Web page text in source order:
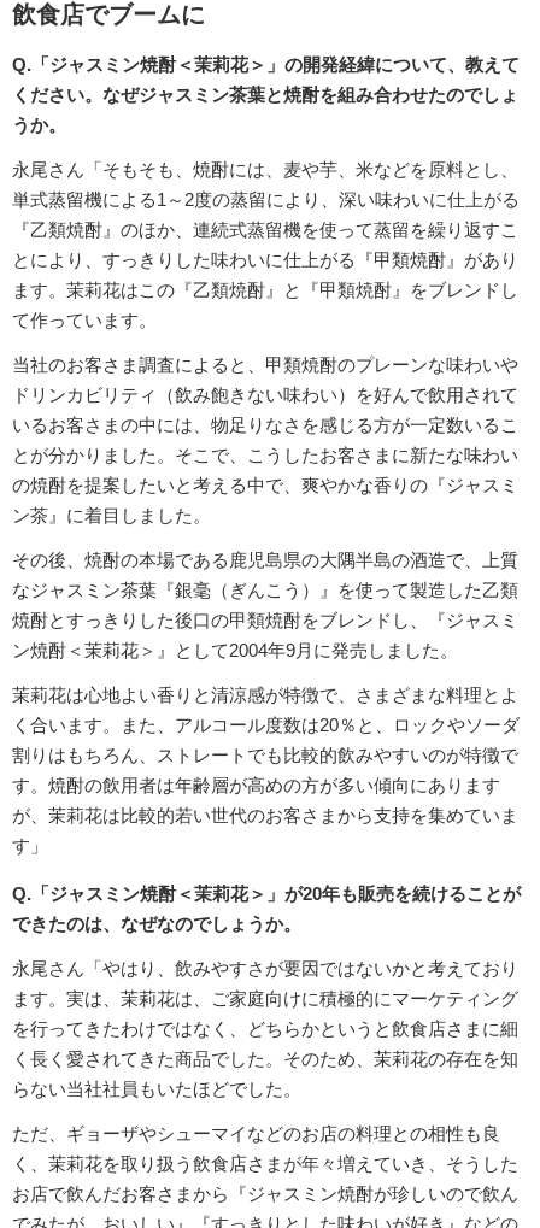
飲食店でブームに
Q.「ジャスミン焼酎＜茉莉花＞」の開発経緯について、教えて
ください。なぜジャスミン茶葉と焼酎を組み合わせたのでしょ
うか。
永尾さん「そもそも、焼酎には、麦や芋、米などを原料とし、
単式蒸留機による1～2度の蒸留により、深い味わいに仕上がる
『乙類焼酎』のほか、連続式蒸留機を使って蒸留を繰り返すこ
とにより、すっきりした味わいに仕上がる『甲類焼酎』があり
ます。茉莉花はこの『乙類焼酎』と『甲類焼酎』をブレンドし
て作っています。
当社のお客さま調査によると、甲類焼酎のプレーンな味わいや
ドリンカビリティ（飲み飽きない味わい）を好んで飲用されて
いるお客さまの中には、物足りなさを感じる方が一定数いるこ
とが分かりました。そこで、こうしたお客さまに新たな味わい
の焼酎を提案したいと考える中で、爽やかな香りの『ジャスミ
ン茶』に着目しました。
その後、焼酎の本場である鹿児島県の大隅半島の酒造で、上質
なジャスミン茶葉『銀毫（ぎんこう）』を使って製造した乙類
焼酎とすっきりした後口の甲類焼酎をブレンドし、『ジャスミ
ン焼酎＜茉莉花＞』として2004年9月に発売しました。
茉莉花は心地よい香りと清涼感が特徴で、さまざまな料理とよ
く合います。また、アルコール度数は20％と、ロックやソーダ
割りはもちろん、ストレートでも比較的飲みやすいのが特徴で
す。焼酎の飲用者は年齢層が高めの方が多い傾向にあります
が、茉莉花は比較的若い世代のお客さまから支持を集めていま
す」
Q.「ジャスミン焼酎＜茉莉花＞」が20年も販売を続けることが
できたのは、なぜなのでしょうか。
永尾さん「やはり、飲みやすさが要因ではないかと考えており
ます。実は、茉莉花は、ご家庭向けに積極的にマーケティング
を行ってきたわけではなく、どちらかというと飲食店さまに細
く長く愛されてきた商品でした。そのため、茉莉花の存在を知
らない当社社員もいたほどでした。
ただ、ギョーザやシューマイなどのお店の料理との相性も良
く、茉莉花を取り扱う飲食店さまが年々増えていき、そうした
お店で飲んだお客さまから『ジャスミン焼酎が珍しいので飲ん